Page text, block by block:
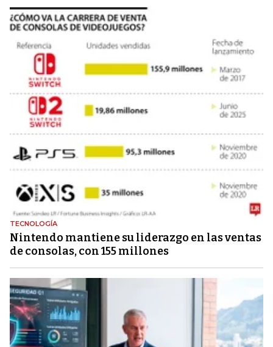
TECNOLOGÍA
Nintendo mantiene su liderazgo en las ventas
de consolas, con 155 millones